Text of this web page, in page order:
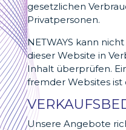
gesetzlichen
Privatpersonen.
NETWAYS kann
dieser Website in
Inhalt überprüfen.
fremder Websites ist
Unsere Angebote